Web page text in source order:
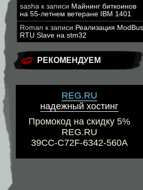
sasha к записи Майнинг биткоинов
на 55-летнем ветеране IBM 1401
Roman к записи Реализация ModBus
RTU Slave на stm32
РЕКОМЕНДУЕМ
REG.RU
надежный хостинг
Промокод на скидку 5%
REG.RU
39CC-C72F-6342-560A